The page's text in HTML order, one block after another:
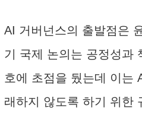
AI 거버넌스의 출발점은
기 국제 논의는 공정성과
호에 초점을 뒀는데 이는
래하지 않도록 하기 위한